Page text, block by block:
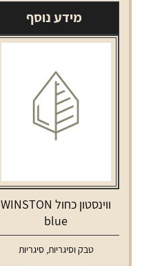
מידע נוסף
ווינסטון כחול WINSTON
blue
טבק וסיגריות,סיגריות